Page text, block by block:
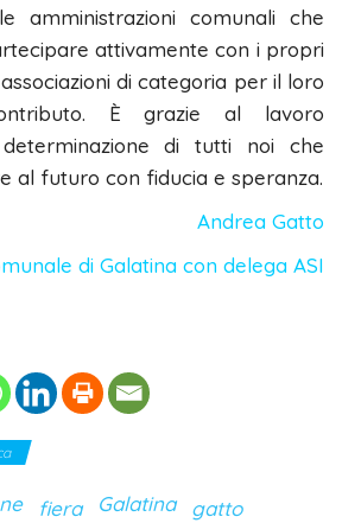
amministrazioni comunali che
attivamente con i propri
di categoria per il loro
È grazie al lavoro
di tutti noi che
al futuro con fiducia e speranza.
Andrea Gatto
di Galatina con delega ASI
fiera Galatina gatto